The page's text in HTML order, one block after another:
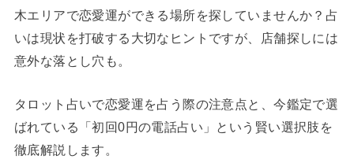
木エリアで恋愛運ができる場所を探していませんか？占
いは現状を打破する大切なヒントですが、店舗探しには
意外な落とし穴も。
タロット占いで恋愛運を占う際の注意点と、今鑑定で選
ばれている「初回0円の電話占い」という賢い選択肢を
徹底解説します。